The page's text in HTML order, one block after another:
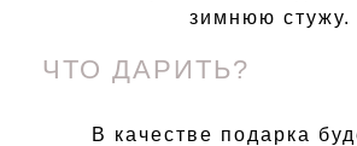
зимнюю стужу.
В качестве подарка
ЧТО ДАРИТЬ?